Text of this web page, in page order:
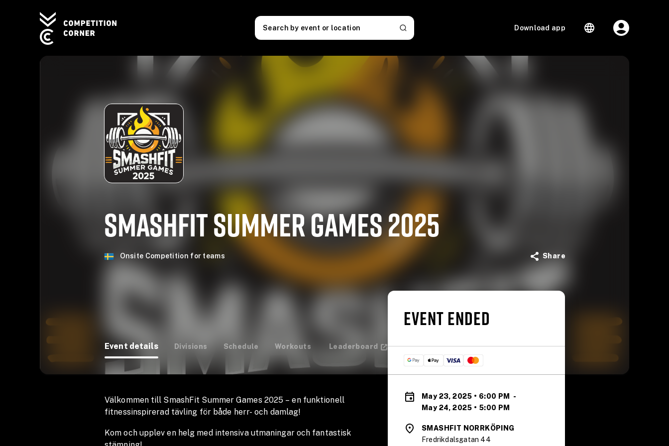
Search by event or location Download app
SMASHFIT SUMMER GAMES 2025
Onsite Competition for teams Share
Event details Divisions Schedule Workouts Leaderboard
Välkommen till SmashFit Summer Games 2025 – en funktionell
fitnessinspirerad tävling för både herr- och damlag!
Kom och upplev en helg med intensiva utmaningar och fantastisk
EVENT ENDED
May 23, 2025 • 6:00 PM
-
May 24, 2025 • 5:00 PM
SMASHFIT NORRKÖPING
Fredrikdalsgatan 44